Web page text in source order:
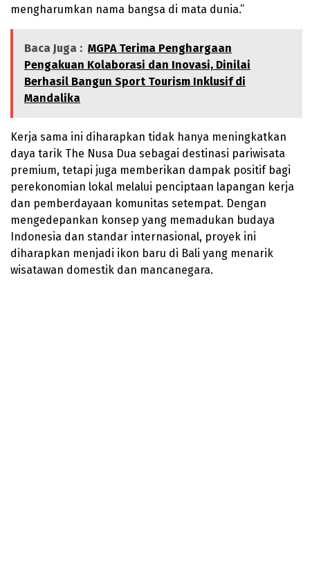
mengharumkan nama bangsa di mata dunia.”
Baca Juga : MGPA Terima Penghargaan
Pengakuan Kolaborasi dan Inovasi, Dinilai
Berhasil Bangun Sport Tourism Inklusif di
Mandalika
Kerja sama ini diharapkan tidak hanya meningkatkan
daya tarik The Nusa Dua sebagai destinasi pariwisata
premium, tetapi juga memberikan dampak positif bagi
perekonomian lokal melalui penciptaan lapangan kerja
dan pemberdayaan komunitas setempat. Dengan
mengedepankan konsep yang memadukan budaya
Indonesia dan standar internasional, proyek ini
diharapkan menjadi ikon baru di Bali yang menarik
wisatawan domestik dan mancanegara.